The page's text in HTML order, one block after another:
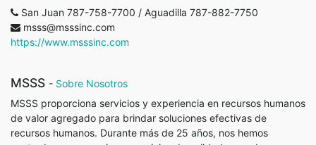
San Juan 787-758-7700 / Aguadilla 787-882-7750
msss@msssinc.com
https://www.msssinc.com
MSSS - Sobre Nosotros
MSSS proporciona servicios y experiencia en recursos humanos
de valor agregado para brindar soluciones efectivas de
recursos humanos. Durante más de 25 años, nos hemos